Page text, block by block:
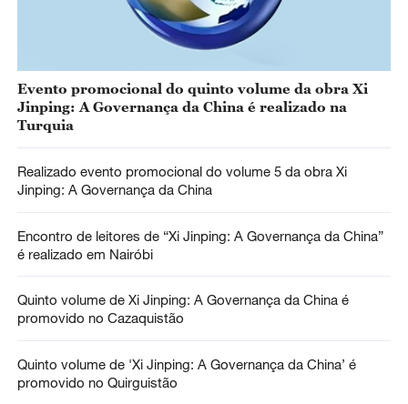
Evento promocional do quinto volume da obra Xi
Jinping: A Governança da China é realizado na
Turquia
Realizado evento promocional do volume 5 da obra Xi
Jinping: A Governança da China
Encontro de leitores de “Xi Jinping: A Governança da China”
é realizado em Nairóbi
Quinto volume de Xi Jinping: A Governança da China é
promovido no Cazaquistão
Quinto volume de 'Xi Jinping: A Governança da China’ é
promovido no Quirguistão